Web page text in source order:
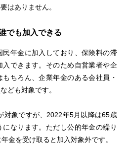
はありません。
でも加入できる
年金に加入しており、保険料の滞
できます。そのため自営業者や企
ちろん、企業年金のある会社員・
ども対象です。
対象ですが、2022年5月以降は65歳
なります。ただし公的年金の繰り
金を受け取ると加入対象外です。